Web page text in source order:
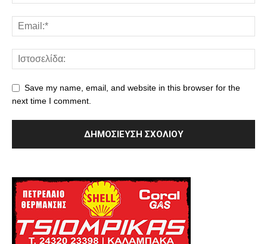
Save my name, email, and website in this browser for the
next time I comment.